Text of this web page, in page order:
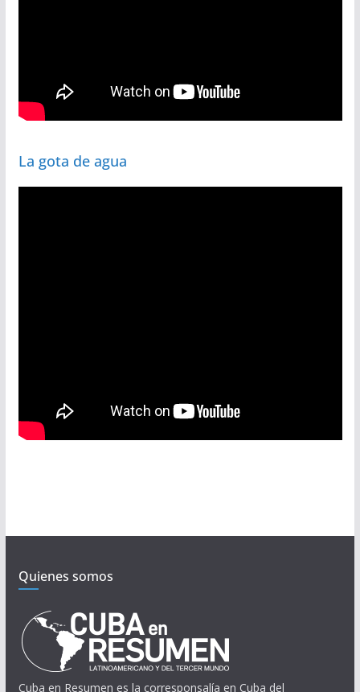
La gota de agua
Quienes somos
Cuba en Resumen es la corresponsalía en Cuba del